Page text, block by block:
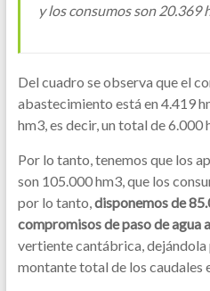
y los consumos son 20.369
Del cuadro se observa que el
abastecimiento está en 4.419
hm3, es decir, un total de 6.000
Por lo tanto, tenemos que los
son 105.000 hm3, que los
por lo tanto, disponemos de
compromisos de paso de agua
vertiente cantábrica, dejándola
montante total de los caudales